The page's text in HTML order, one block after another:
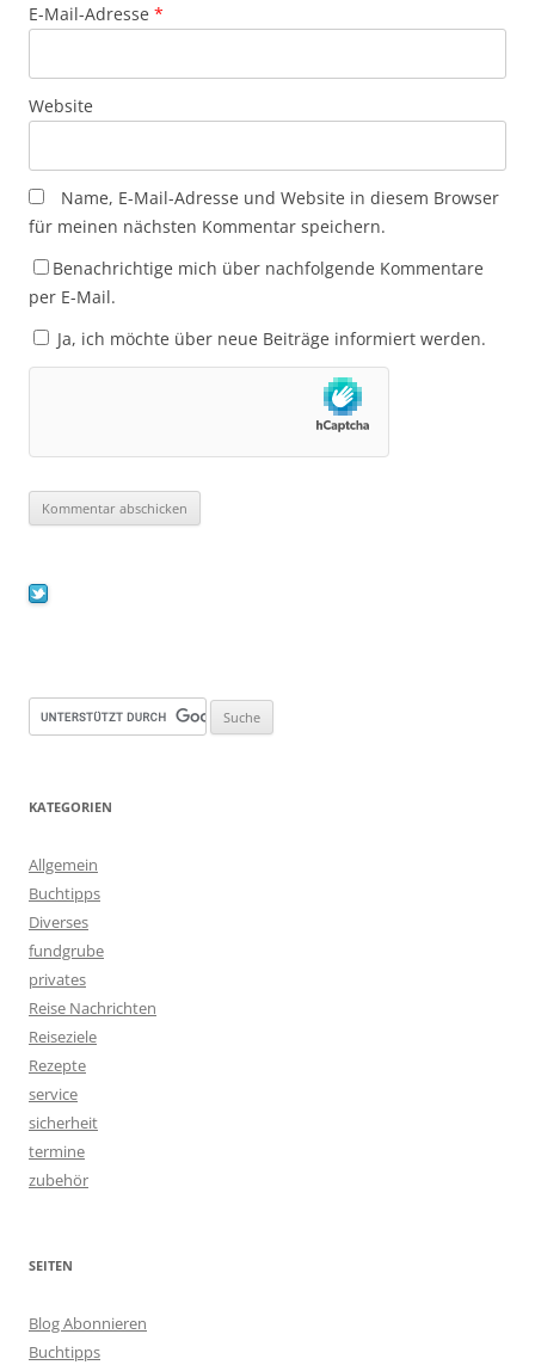
E-Mail-Adresse *
Website
Name, E-Mail-Adresse und Website in diesem Browser
für meinen nächsten Kommentar speichern.
Benachrichtige mich über nachfolgende Kommentare
per E-Mail.
Ja, ich möchte über neue Beiträge informiert werden.
KATEGORIEN
Allgemein
Buchtipps
Diverses
fundgrube
privates
Reise Nachrichten
Reiseziele
Rezepte
service
sicherheit
termine
zubehör
SEITEN
Blog Abonnieren
Buchtipps